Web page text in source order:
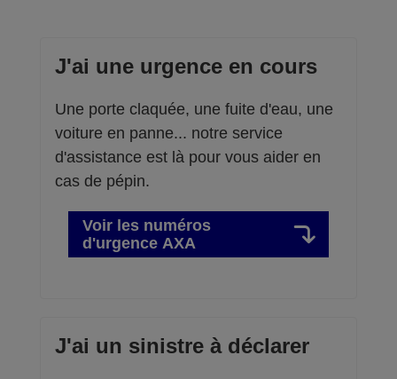
J'ai une urgence en cours
Une porte claquée, une fuite d'eau, une
voiture en panne... notre service
d'assistance est là pour vous aider en
cas de pépin.
Voir les numéros
d'urgence AXA
J'ai un sinistre à déclarer